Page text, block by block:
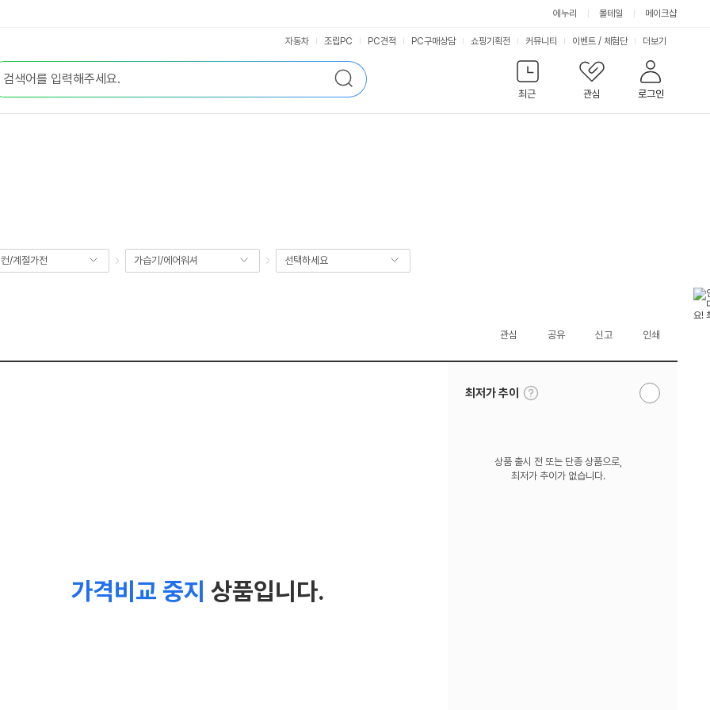
에누리 몰테일 메이크샵
검
색
최근
관심 로그인
자동차 조립PC PC견적 PC구매상담 쇼핑기획전 커뮤니티 이벤트 / 체험단 서
비
스
더보기
/계절가전 가습기/에어워셔 선택하세요
관심 공유 신고 인쇄
가격비교 중지 상품입니다.
최저가 추이
툴
팁
알
상품 출시 전 또는 단종 상품으로,
최저가 추이가 없습니다.